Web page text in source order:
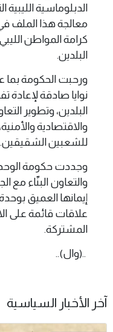
الدبلوماسية الليبية
معالجة هذا الملف
كرامة المواطن
البلدين.
ورحبت الحكومة بما
نوايا صادقة لإعادة
البلدين، وتطوير
والاقتصادية
للشعبين الشقيقين.
وجددت حكومة الوحدة
والتعاون البنّاء مع
إيمانها العميق
علاقات قائمة على
المشتركة.
..(وال)..
آخر الأخبار السياسية